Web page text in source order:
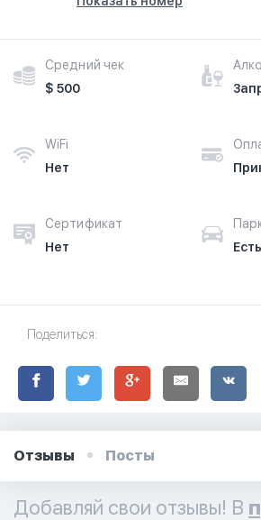
Средний чек
$ 500
WiFi
Нет
Сертификат
Нет
Есть
Поделиться:
Отзывы Посты
Добавляй свои отзывы! В